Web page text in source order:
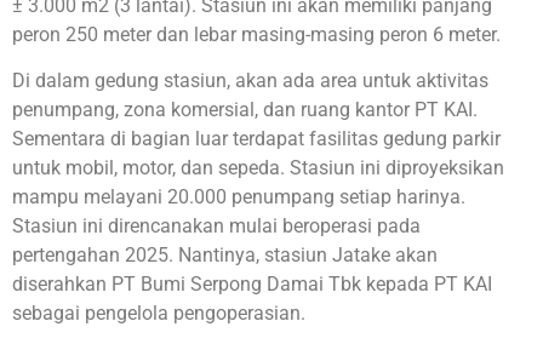
± 3.000 m2 (3 lantai). Stasiun ini akan memiliki panjang
peron 250 meter dan lebar masing-masing peron 6 meter.
Di dalam gedung stasiun, akan ada area untuk aktivitas
penumpang, zona komersial, dan ruang kantor PT KAI.
Sementara di bagian luar terdapat fasilitas gedung parkir
untuk mobil, motor, dan sepeda. Stasiun ini diproyeksikan
mampu melayani 20.000 penumpang setiap harinya.
Stasiun ini direncanakan mulai beroperasi pada
pertengahan 2025. Nantinya, stasiun Jatake akan
diserahkan PT Bumi Serpong Damai Tbk kepada PT KAI
sebagai pengelola pengoperasian.